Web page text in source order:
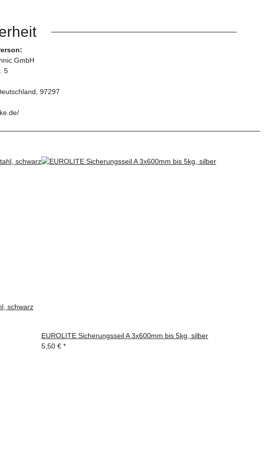
GmbH
5
97297
schwarz
EUROLITE Sicherungsseil A 3x600mm bis 5kg, silber
5,50 € *